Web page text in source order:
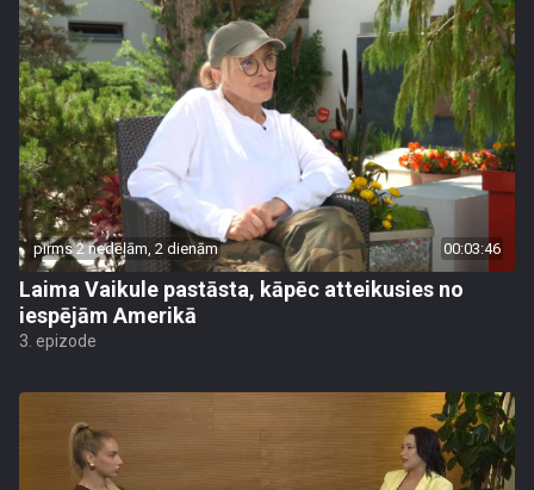
pirms 2 nedēļām, 2 dienām 00:03:46
Laima Vaikule pastāsta, kāpēc atteikusies no
iespējām Amerikā
3. epizode